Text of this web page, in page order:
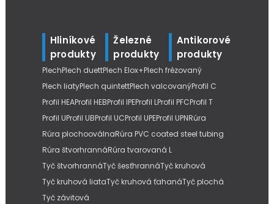
Hliníkové
produkty
Železné
produkty
Antikorové
produkty
PlechPlech duettPlech Elox+Plech frézovaný
Plech liatyPlech quintettPlech valcovanýProfil C
Profil HEAProfil HEBProfil IPEProfil LProfil PFCProfil T
Profil UProfil UBProfil UCProfil UPEProfil UPNRúra
Rúra plochooválnaRúra PVC coated steel tubing
Rúra štvorhrannáRúra tvarovaná L
Tyč štvorhrannáTyč šesťhrannáTyč kruhová
Tyč kruhová liataTyč kruhová ťahanáTyč plochá
Tyč závitová